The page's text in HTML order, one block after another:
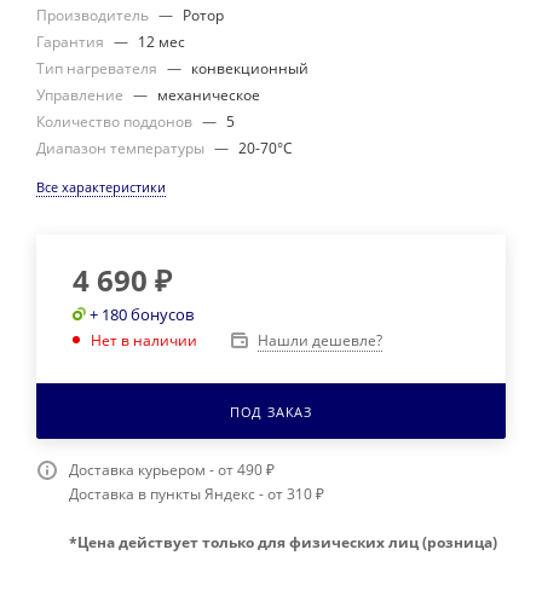
Производитель — Ротор
Гарантия — 12 мес
Тип нагревателя — конвекционный
Управление — механическое
Количество поддонов — 5
Диапазон температуры — 20-70°С
Все характеристики
4 690 ₽
+ 180 бонусов
Нет в наличии Нашли дешевле?
ПОД ЗАКАЗ
Доставка курьером - от 490 ₽
Доставка в пункты Яндекс - от 310 ₽
*Цена действует только для физических лиц (розница)